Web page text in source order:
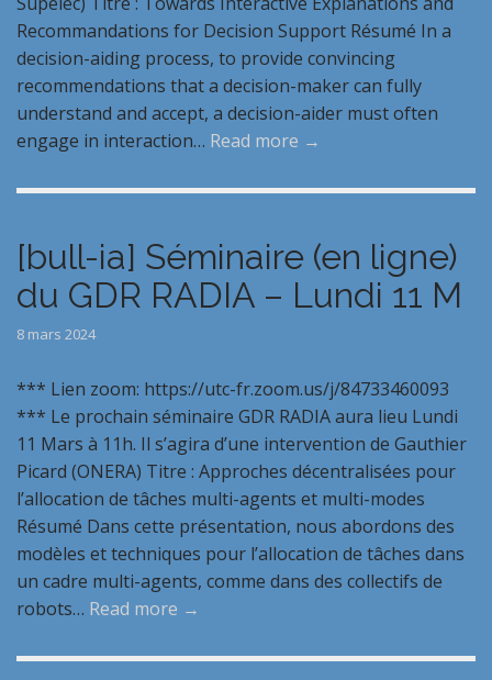
Recommandations for Decision Support Résumé In a
decision-aiding process, to provide convincing
recommendations that a decision-maker can fully
understand and accept, a decision-aider must often
engage in interaction… Read more →
[bull-ia] Séminaire (en ligne)
du GDR RADIA – Lundi 11 M
8 mars 2024
*** Lien zoom: https://utc-fr.zoom.us/j/84733460093
*** Le prochain séminaire GDR RADIA aura lieu Lundi
11 Mars à 11h. Il s’agira d’une intervention de Gauthier
Picard (ONERA) Titre : Approches décentralisées pour
l’allocation de tâches multi-agents et multi-modes
Résumé Dans cette présentation, nous abordons des
modèles et techniques pour l’allocation de tâches dans
un cadre multi-agents, comme dans des collectifs de
robots… Read more →